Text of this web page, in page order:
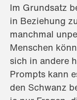
Im Grundsatz
in Beziehung
manchmal
Menschen
sich in andere
Prompts kann
den Schwanz